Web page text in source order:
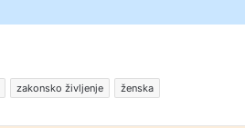
zakonsko življenje ženska